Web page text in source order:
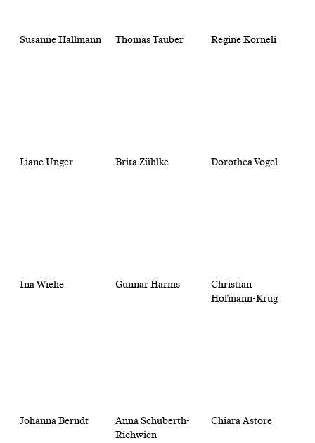
Susanne Hallmann Thomas Tauber Regine Korneli
Liane Unger Brita Zühlke Dorothea Vogel
Ina Wiehe Gunnar Harms
Christian
Hofmann-Krug
Johanna Berndt
Anna Schuberth-
Richwien
Chiara Astore